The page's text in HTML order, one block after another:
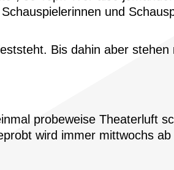
und
Bis dahin aber
probeweise Theaterluft
wird immer mittwochs